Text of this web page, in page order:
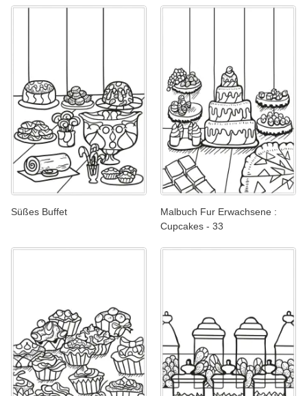
Süßes Buffet
Malbuch Fur Erwachsene :
Cupcakes - 33